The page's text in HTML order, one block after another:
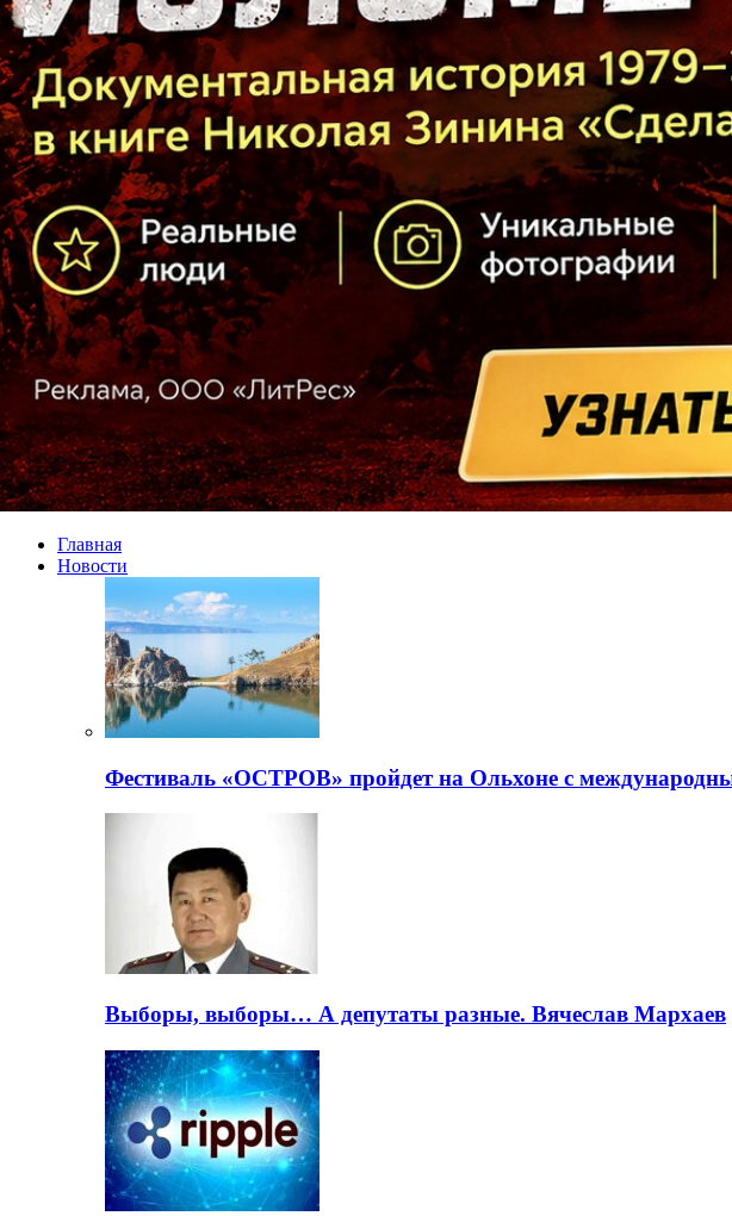
Главная
Новости
Фестиваль «ОСТРОВ» пройдет на Ольхоне с
Выборы, выборы… А депутаты разные. Вячеслав Мархаев